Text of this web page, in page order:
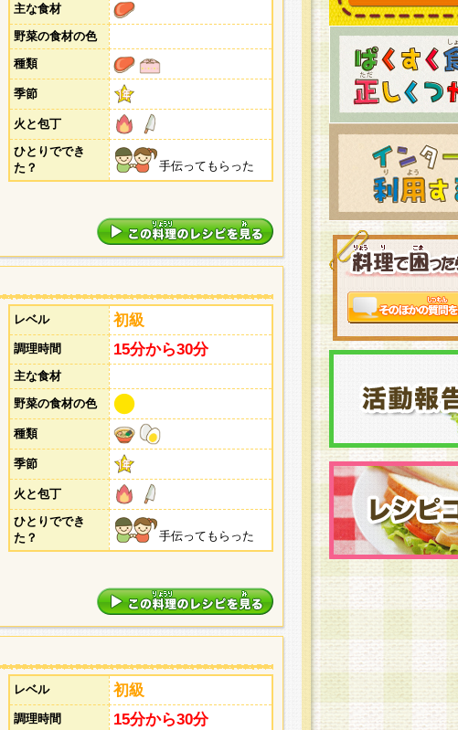
主な食材
野菜の食材の色
種類
季節
火と包丁
ひとりででき
た？
手伝ってもらった
レベル 初級
調理時間 15分から30分
主な食材
野菜の食材の色
種類
季節
火と包丁
ひとりででき
た？
手伝ってもらった
レベル 初級
調理時間 15分から30分